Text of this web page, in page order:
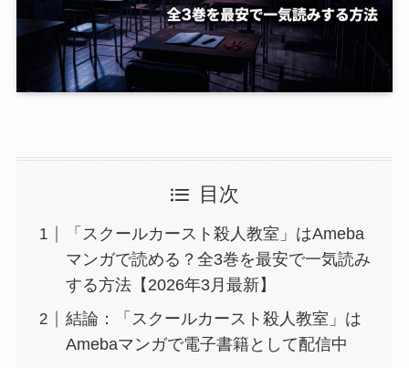
目次
「スクールカースト殺人教室」はAmeba
マンガで読める？全3巻を最安で一気読み
する方法【2026年3月最新】
結論：「スクールカースト殺人教室」は
Amebaマンガで電子書籍として配信中